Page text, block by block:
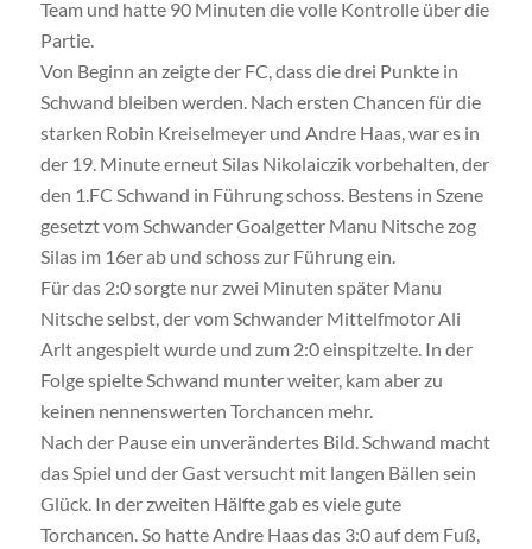
Team und hatte 90 Minuten die volle Kontrolle über die
Partie.
Von Beginn an zeigte der FC, dass die drei Punkte in
Schwand bleiben werden. Nach ersten Chancen für die
starken Robin Kreiselmeyer und Andre Haas, war es in
der 19. Minute erneut Silas Nikolaiczik vorbehalten, der
den 1.FC Schwand in Führung schoss. Bestens in Szene
gesetzt vom Schwander Goalgetter Manu Nitsche zog
Silas im 16er ab und schoss zur Führung ein.
Für das 2:0 sorgte nur zwei Minuten später Manu
Nitsche selbst, der vom Schwander Mittelfmotor Ali
Arlt angespielt wurde und zum 2:0 einspitzelte. In der
Folge spielte Schwand munter weiter, kam aber zu
keinen nennenswerten Torchancen mehr.
Nach der Pause ein unverändertes Bild. Schwand macht
das Spiel und der Gast versucht mit langen Bällen sein
Glück. In der zweiten Hälfte gab es viele gute
Torchancen. So hatte Andre Haas das 3:0 auf dem Fuß,